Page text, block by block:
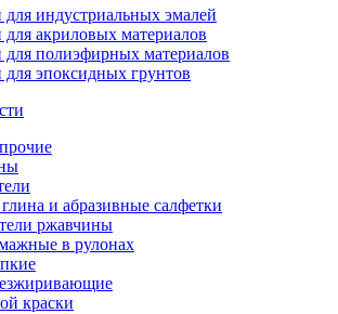
для индустриальных эмалей
акриловых материалов
для полиэфирных материалов
для эпоксидных грунтов
и абразивные салфетки
ржавчины
в рулонах
краски